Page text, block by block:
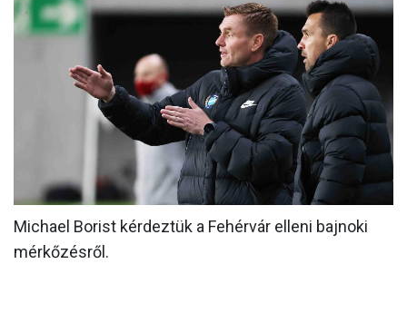
HÍREK
CSAPATOK
MÉRKŐZÉSEK
KLUB
GALÉRIA
SZURKOLÓI ÉLMÉNYEK
AKKREDITÁCIÓ
Michael Borist kérdeztük a Fehérvár elleni bajnoki
mérkőzésről.